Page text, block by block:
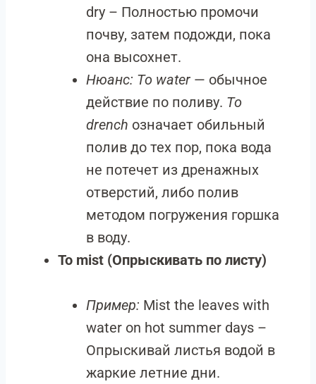
dry – Полностью промочи
почву, затем подожди, пока
она высохнет.
Нюанс: To water — обычное
действие по поливу. To
drench означает обильный
полив до тех пор, пока вода
не потечет из дренажных
отверстий, либо полив
методом погружения горшка
в воду.
To mist (Опрыскивать по листу)
Пример: Mist the leaves with
water on hot summer days –
Опрыскивай листья водой в
жаркие летние дни.